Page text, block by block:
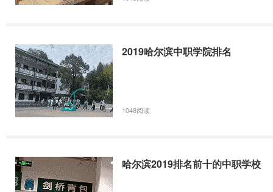
2019哈尔滨中职学院排名
1048阅读
哈尔滨2019排名前十的中职学校